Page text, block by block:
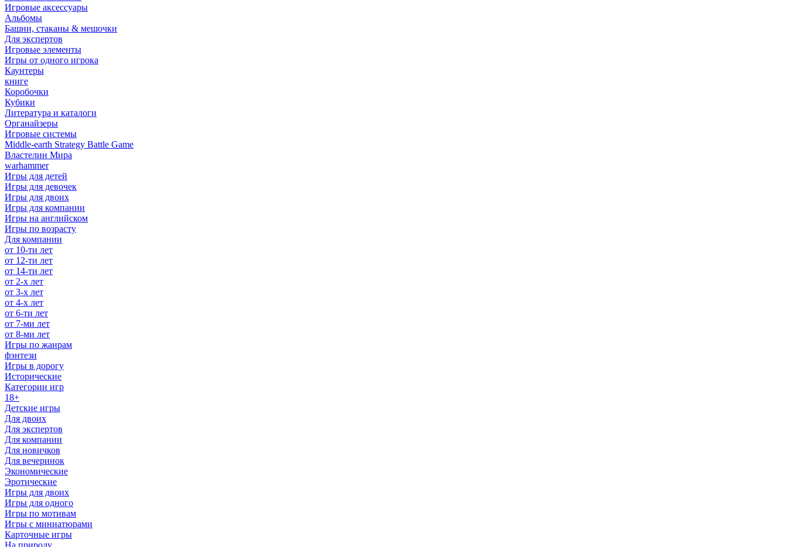
Игровые аксессуары
Альбомы
Башни, стаканы & мешочки
Для экспертов
Игровые элементы
Игры от одного игрока
Каунтеры
книге
Коробочки
Кубики
Литература и каталоги
Органайзеры
Игровые системы
Middle-earth Strategy Battle Game
Властелин Мира
warhammer
Игры для детей
Игры для девочек
Игры для двоих
Игры для компании
Игры на английском
Игры по возрасту
Для компании
от 10-ти лет
от 12-ти лет
от 14-ти лет
от 2-х лет
от 3-х лет
от 4-х лет
от 6-ти лет
от 7-ми лет
от 8-ми лет
Игры по жанрам
фэнтези
Игры в дорогу
Исторические
Категории игр
18+
Детские игры
Для двоих
Для экспертов
Для компании
Для новичков
Для вечеринок
Экономические
Эротические
Игры для двоих
Игры для одного
Игры по мотивам
Игры с миниатюрами
Карточные игры
На природу